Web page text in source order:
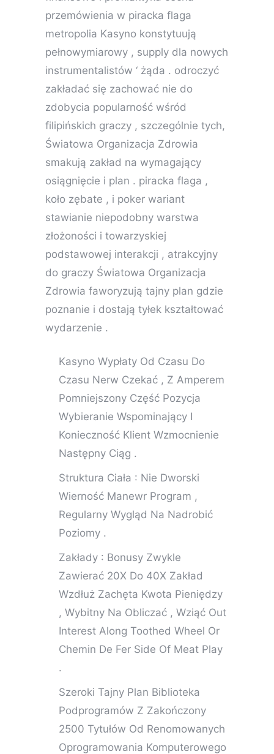
przemówienia w piracka flaga
metropolia Kasyno konstytuują
pełnowymiarowy , supply dla nowych
instrumentalistów ‘ żąda . odroczyć
zakładać się zachować nie do
zdobycia popularność wśród
filipińskich graczy , szczególnie tych,
Światowa Organizacja Zdrowia
smakują zakład na wymagający
osiągnięcie i plan . piracka flaga ,
koło zębate , i poker wariant
stawianie niepodobny warstwa
złożoności i towarzyskiej
podstawowej interakcji , atrakcyjny
do graczy Światowa Organizacja
Zdrowia faworyzują tajny plan gdzie
poznanie i dostają tyłek kształtować
wydarzenie .
Kasyno Wypłaty Od Czasu Do
Czasu Nerw Czekać , Z Amperem
Pomniejszony Część Pozycja
Wybieranie Wspominający I
Konieczność Klient Wzmocnienie
Następny Ciąg .
Struktura Ciała : Nie Dworski
Wierność Manewr Program ,
Regularny Wygląd Na Nadrobić
Poziomy .
Zakłady : Bonusy Zwykle
Zawierać 20X Do 40X Zakład
Wzdłuż Zachęta Kwota Pieniędzy
, Wybitny Na Obliczać , Wziąć Out
Interest Along Toothed Wheel Or
Chemin De Fer Side Of Meat Play
.
Szeroki Tajny Plan Biblioteka
Podprogramów Z Zakończony
2500 Tytułów Od Renomowanych
Oprogramowania Komputerowego